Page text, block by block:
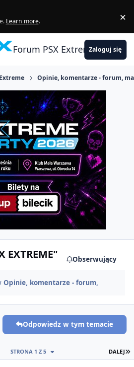
Learn more. ×
Forum PSX ExtremeZaloguj się
Opinie, komentarze - forum,
EXTREME"
Obserwujący
Opinie, komentarze - forum,
Odpowiedz w tym temacie
DALEJ
STRONA 1 Z 5